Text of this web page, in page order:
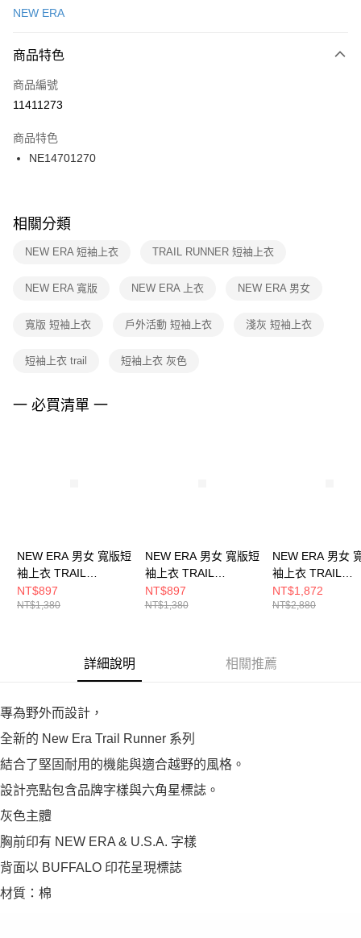
便利好安心！
３．安心：先確認商品／服務後，再付款。
【「AFTEE先享後付」結帳流程】
１．於結帳方式選擇「AFTEE先享後付」後，將跳轉至「AFTEE先享後付」
２．訂單成立數日內，您將收到繳費通知簡訊。
３．收到繳費通知簡訊後14天內，點擊此簡訊中的連結，可透過四大超商／
ATM／網路銀行／等多元方式進行付款，方視為交易完成。
※ 交易是否成功請以「AFTEE先享後付 」之結帳頁面顯示為準，若有關於
是否繳費成功／繳費後需取消欲退款等相關疑問，請聯繫「AFTEE先享後付
客戶支援中心」https://netprotections.freshdesk.com/support/home
１．透過由恩沛科技股份有限公司提供之「AFTEE先享後付」服務完成之交
權轉讓予恩沛科技股份有限公司。
３．未成年的使用者請事先徵得法定代理人或監護人之同意方可使用
４．使用「AFTEE先享後付」時，將依據個別帳號之用戶狀況，依本公司即
運送方式
每筆NT$100，滿NT$1,500(含以上)免運費
宅配
每筆NT$100，滿NT$1,500(含以上)免運費
付款後門市自取
每筆NT$100，滿NT$1,500(含以上)免運費
NEW ERA
商品特色
商品編號
11411273
商品特色
NE14701270
相關分類
NEW ERA 短袖上衣 TRAIL RUNNER 短袖上衣
NEW ERA 寬版 NEW ERA 上衣 NEW ERA 男女
寬版 短袖上衣 戶外活動 短袖上衣 淺灰 短袖上衣
短袖上衣 trail 短袖上衣 灰色
一 必買清單 一
NEW ERA 男女 寬版短
袖上衣 TRAIL
RUNNER NE 暗紅
NE14701268
NT$897
NT$1,380
NEW ERA 男女 寬版短
袖上衣 TRAIL
RUNNER NE 黑
NE14701271
NT$897
NT$1,380
NEW ERA 男女
袖上衣 TRAIL
RUNNER NE 淺
NE14701269
NT$1,872
NT$2,880
詳細說明 相關推薦
專為野外而設計，
全新的 New Era Trail Runner 系列
結合了堅固耐用的機能與適合越野的風格。
設計亮點包含品牌字樣與六角星標誌。
灰色主體
胸前印有 NEW ERA & U.S.A. 字樣
背面以 BUFFALO 印花呈現標誌
材質：棉